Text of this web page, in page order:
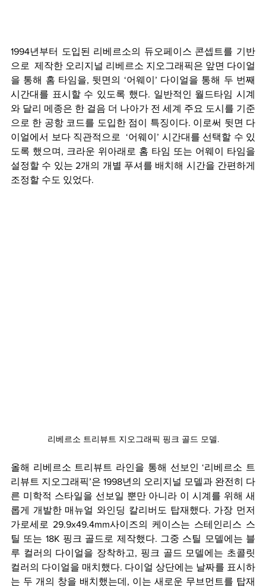
1994년부터 도입된 리베르소의 듀오페이스 콘셉트를 기반
으로  제작한 오리지널 리베르소 지오그래픽은 앞면 다이얼
을 통해 홈 타임을, 뒷면의 ‘어웨이’ 다이얼을 통해 두 번째
시간대를 표시할 수 있도록 했다. 일반적인 월드타임 시계
와 달리 메종은 한 걸음 더 나아가 전 세계 주요 도시를 기준
으로 한 공항 코드를 도입한 점이 특징이다. 이로써 뒷면 다
이얼에서 보다 직관적으로  ‘어웨이’ 시간대를 선택할 수 있
도록 했으며, 크라운 위아래로 홈 타임 또는 어웨이 타임을
설정할 수 있는 2개의 개별 푸셔를 배치해 시간을 간편하게
조정할 수도 있었다.
리베르소 트리뷰트 지오그래픽 핑크 골드 모델.
올해 리베르소 트리뷰트 라인을 통해 선보인 ‘리베르소 트
리뷰트 지오그래픽’은 1998년의 오리지널 모델과 완전히 다
른 미학적 스타일을 선보일 뿐만 아니라 이 시계를 위해 새
롭게 개발한 매뉴얼 와인딩 칼리버도 탑재했다. 가장 먼저
가로세로 29.9x49.4mm사이즈의 케이스는 스테인리스 스
틸 또는 18K 핑크 골드로 제작했다. 그중 스틸 모델에는 블
루 컬러의 다이얼을 장착하고, 핑크 골드 모델에는 초콜릿
컬러의 다이얼을 매치했다. 다이얼 상단에는 날짜를 표시하
는 두 개의 창을 배치했는데, 이는 새로운 무브먼트를 탑재